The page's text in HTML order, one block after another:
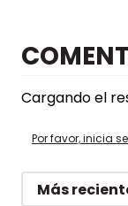
Cargando el
Por favor, inicia
Más